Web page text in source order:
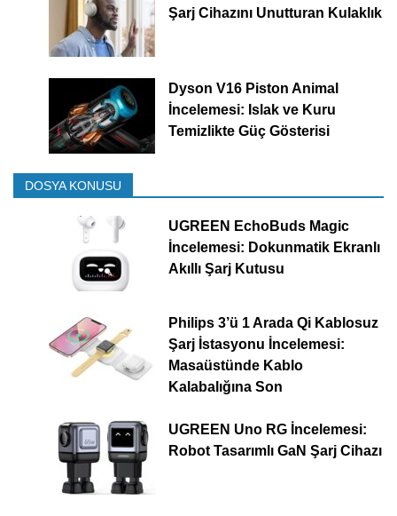
Şarj Cihazını Unutturan Kulaklık
Dyson V16 Piston Animal
İncelemesi: Islak ve Kuru
Temizlikte Güç Gösterisi
DOSYA KONUSU
UGREEN EchoBuds Magic
İncelemesi: Dokunmatik Ekranlı
Akıllı Şarj Kutusu
Philips 3’ü 1 Arada Qi Kablosuz
Şarj İstasyonu İncelemesi:
Masaüstünde Kablo
Kalabalığına Son
UGREEN Uno RG İncelemesi:
Robot Tasarımlı GaN Şarj Cihazı